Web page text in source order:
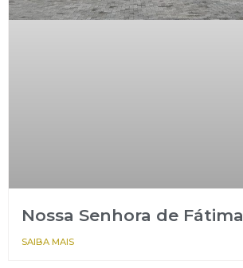
Nossa Senhora de Fátima
SAIBA MAIS